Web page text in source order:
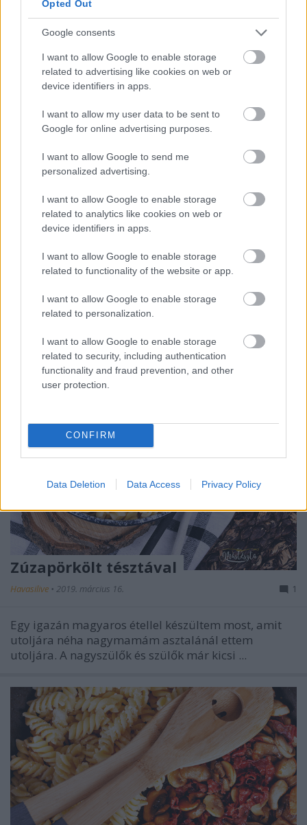
Opted Out
Google consents
I want to allow Google to enable storage
related to advertising like cookies on web or
device identifiers in apps.
I want to allow my user data to be sent to
Google for online advertising purposes.
I want to allow Google to send me
personalized advertising.
I want to allow Google to enable storage
related to analytics like cookies on web or
device identifiers in apps.
I want to allow Google to enable storage
related to functionality of the website or app.
I want to allow Google to enable storage
related to personalization.
I want to allow Google to enable storage
related to security, including authentication
functionality and fraud prevention, and other
user protection.
CONFIRM
Data Deletion Data Access Privacy Policy
Paradicsomos, gombás orsó
Havasilive•2020. január 15.
Nagyon komolyan veszem az évente egyszeri teljes
átcsúszott januárra, de szigorúan eleget teszek neki.
Zúzapörkölt tésztával
Havasilive • 2019. március 16. 1
Egy igazán magyaros étellel készültem most, amit
utoljára néha nagymamám asztalánál ettem
utoljára. A nagyszülők és szülők már kicsi ...